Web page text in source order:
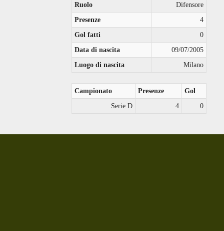
Ruolo
Difensore
Presenze
4
Gol fatti
0
Data di nascita
09/07/2005
Luogo di nascita
Milano
Campionato Presenze
Gol
Serie D
4 0